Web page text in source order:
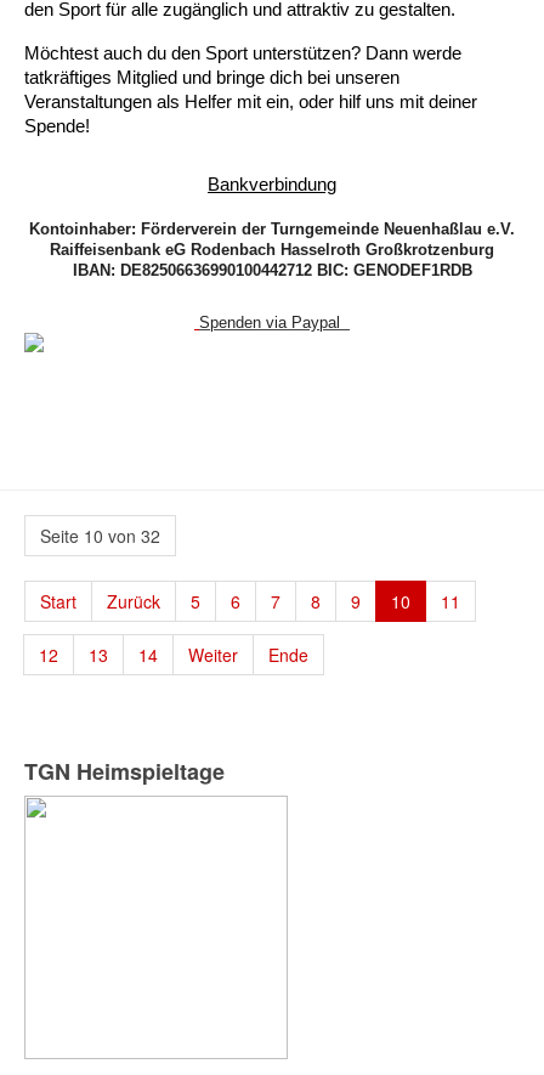
den Sport für alle zugänglich und attraktiv zu gestalten.
Möchtest auch du den Sport unterstützen? Dann werde
tatkräftiges Mitglied und bringe dich bei unseren
Veranstaltungen als Helfer mit ein, oder hilf uns mit deiner
Spende!
Bankverbindung
Kontoinhaber: Förderverein der Turngemeinde Neuenhaßlau e.V.
Raiffeisenbank eG Rodenbach Hasselroth Großkrotzenburg
IBAN: DE82506636990100442712 BIC: GENODEF1RDB
Spenden via Paypal
Seite 10 von 32
Start Zurück 5 6 7 8 9 10 11
12 13 14 Weiter Ende
TGN Heimspieltage